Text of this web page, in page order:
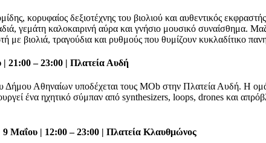
κορυφαίος δεξιοτέχνης του βιολιού και αυθεντικός
γεμάτη καλοκαιρινή αύρα και γνήσιο μουσικό
με βιολιά, τραγούδια και ρυθμούς που θυμίζουν κυκλαδίτικο
21:00 – 23:00 | Πλατεία Αυδή
Δήμου Αθηναίων υποδέχεται τους MOb στην Πλατεία Αυδή. Η
ένα ηχητικό σύμπαν από synthesizers, loops, drones και
Μαΐου | 12:00 – 23:00 | Πλατεία Κλαυθμώνος